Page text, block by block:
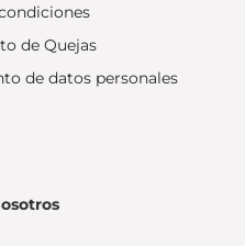
de Quejas
de datos personales